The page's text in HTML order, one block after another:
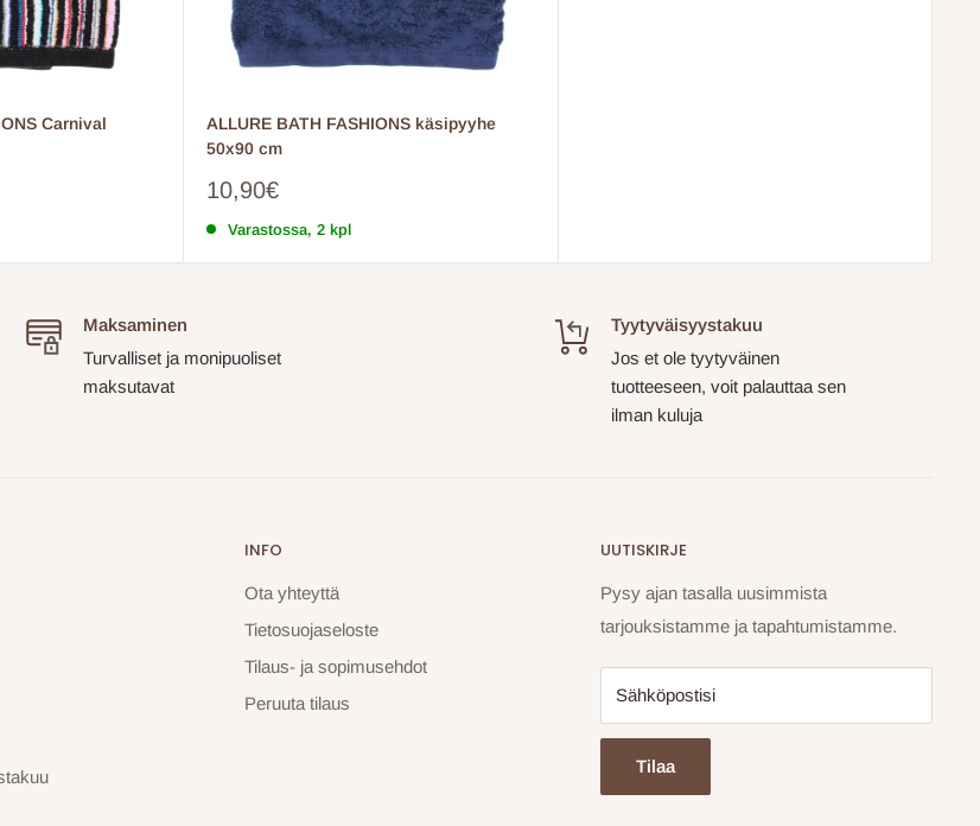
Carnival
ALLURE BATH FASHIONS käsipyyhe
50x90 cm
Myyntihinta
10,90€
Varastossa, 2 kpl
Maksaminen
Turvalliset ja monipuoliset
maksutavat
Tyytyväisyystakuu
Jos et ole tyytyväinen
tuotteeseen, voit palauttaa sen
ilman kuluja
INFO
Ota yhteyttä
Tietosuojaseloste
Tilaus- ja sopimusehdot
Peruuta tilaus
UUTISKIRJE
Pysy ajan tasalla uusimmista
tarjouksistamme ja tapahtumistamme.
Sähköpostisi
Tilaa